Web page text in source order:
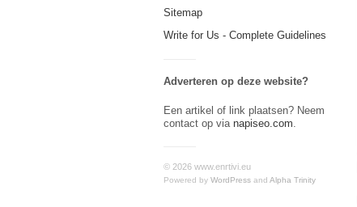
Sitemap
Write for Us - Complete Guidelines
Adverteren op deze website?
Een artikel of link plaatsen? Neem
contact op via napiseo.com.
© 2026 www.enrtivi.eu
Powered by WordPress and Alpha Trinity